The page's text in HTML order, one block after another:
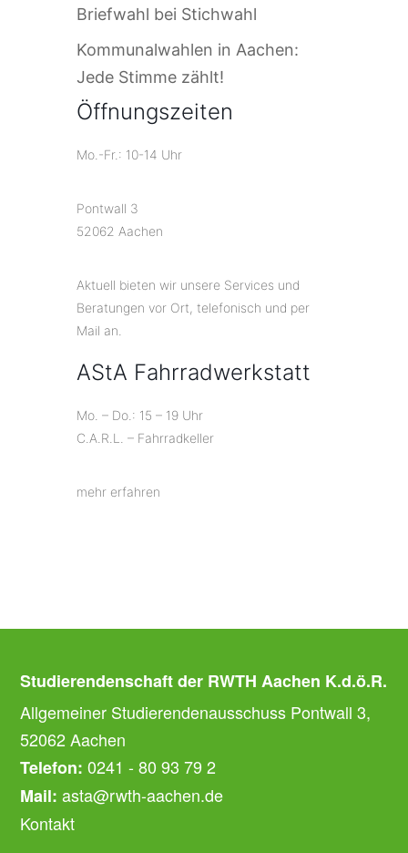
Briefwahl bei Stichwahl
Kommunalwahlen in Aachen:
Jede Stimme zählt!
Öffnungszeiten
Mo.-Fr.: 10-14 Uhr
Pontwall 3
52062 Aachen
Aktuell bieten wir unsere Services und
Beratungen vor Ort, telefonisch und per
Mail an.
AStA Fahrradwerkstatt
Mo. – Do.: 15 – 19 Uhr
C.A.R.L. – Fahrradkeller
mehr erfahren
Studierendenschaft der RWTH Aachen K.d.ö.R.
Allgemeiner Studierendenausschuss Pontwall 3,
52062 Aachen
Telefon: 0241 - 80 93 79 2
Mail: asta@rwth-aachen.de
Kontakt